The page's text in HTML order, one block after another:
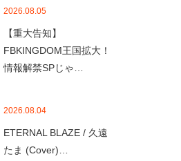
2026.08.05
【重大告知】
FBKINGDOM王国拡大！
情報解禁SPじゃ…
2026.08.04
ETERNAL BLAZE / 久遠
たま (Cover)…